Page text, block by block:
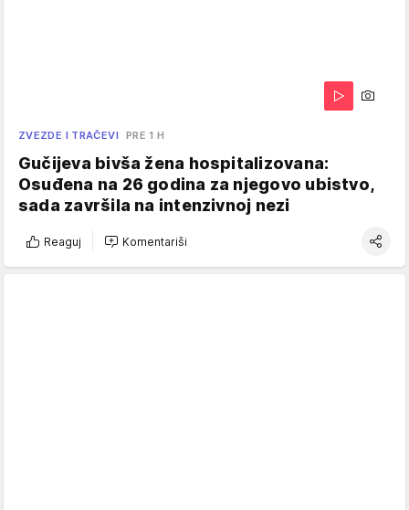
ZVEZDE I TRAČEVI PRE 1 H
Gučijeva bivša žena hospitalizovana:
Osuđena na 26 godina za njegovo ubistvo,
sada završila na intenzivnoj nezi
Reaguj Komentariši